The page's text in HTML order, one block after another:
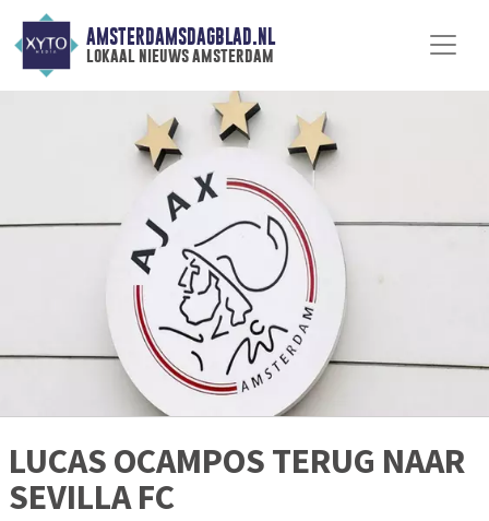
AMSTERDAMSDAGBLAD.NL
lokaal nieuws amsterdam
LUCAS OCAMPOS TERUG NAAR
SEVILLA FC